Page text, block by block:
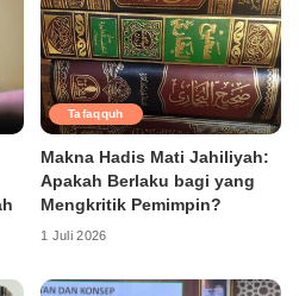
Tafaqquh
Makna Hadis Mati Jahiliyah:
Apakah Berlaku bagi yang
Mengkritik Pemimpin?
1 Juli 2026